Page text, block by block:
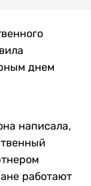
днем
написала,
работают